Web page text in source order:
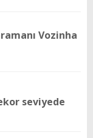
Vozinha
seviyede